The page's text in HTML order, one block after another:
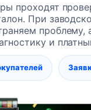
проходят
При
проблему,
и